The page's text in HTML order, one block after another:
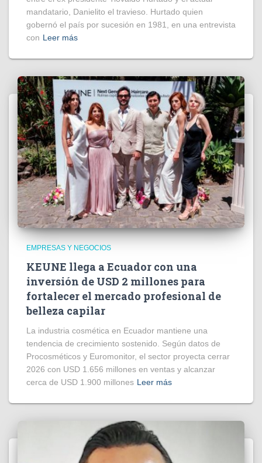
mandatario, Danielito el travieso. Hurtado quien
gobernó el país por sucesión en 1981, en una entrevista
con Leer más
EMPRESAS Y NEGOCIOS
KEUNE llega a Ecuador con una
inversión de USD 2 millones para
fortalecer el mercado profesional de
belleza capilar
La industria cosmética en Ecuador mantiene una
tendencia de crecimiento sostenido. Según datos de
Procosméticos y Euromonitor, el sector proyecta cerrar
2026 con USD 1.656 millones en ventas y alcanzar
cerca de USD 1.900 millones Leer más